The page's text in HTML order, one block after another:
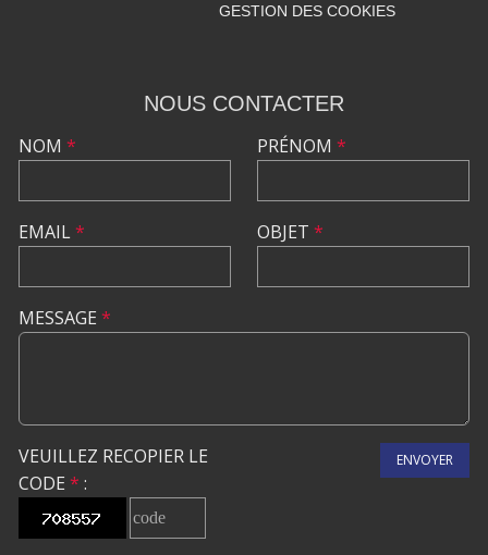
GESTION DES COOKIES
NOUS CONTACTER
NOM *
EMAIL*
PRÉNOM *
OBJET *
MESSAGE *
VEUILLEZ RECOPIER LE
CODE * :
ENVOYER